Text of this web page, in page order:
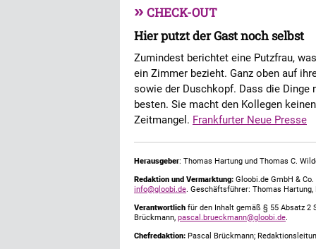
» CHECK-OUT
Hier putzt der Gast noch selbst
Zumindest berichtet eine Putzfrau,
ein Zimmer bezieht. Ganz oben auf
sowie der Duschkopf. Dass die
besten. Sie macht den Kollegen
Zeitmangel. Frankfurter Neue Presse
Herausgeber: Thomas Hartung und Thomas C.
Redaktion und Vermarktung: Gloobi.de GmbH &
info@gloobi.de. Geschäftsführer: Thomas
Verantwortlich für den Inhalt gemäß § 55 Absatz 2
Brückmann, pascal.brueckmann@gloobi.de.
Chefredaktion: Pascal Brückmann;